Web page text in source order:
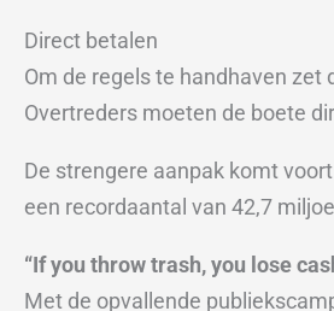
Direct betalen
Om de regels te handhaven zet
Overtreders moeten de boete
De strengere aanpak komt
een recordaantal van 42,7
“If you throw trash, you lose
Met de opvallende